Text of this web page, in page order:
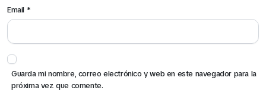
Email *
Guarda mi nombre, correo electrónico y web en este navegador para la
próxima vez que comente.